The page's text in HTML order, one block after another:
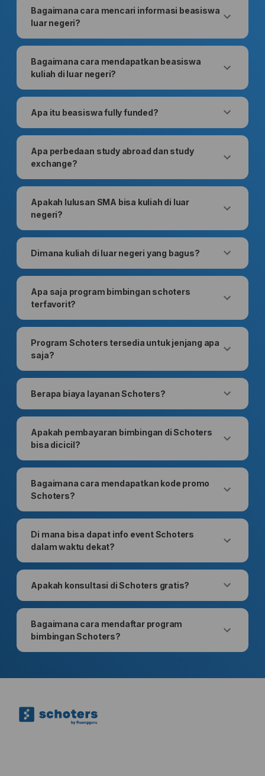
Bagaimana cara mencari informasi beasiswa
luar negeri?
Bagaimana cara mendapatkan beasiswa
kuliah di luar negeri?
Apa itu beasiswa fully funded?
Apa perbedaan study abroad dan study
exchange?
Apakah lulusan SMA bisa kuliah di luar
negeri?
Dimana kuliah di luar negeri yang bagus?
Apa saja program bimbingan schoters
terfavorit?
Program Schoters tersedia untuk jenjang apa
saja?
Berapa biaya layanan Schoters?
Apakah pembayaran bimbingan di Schoters
bisa dicicil?
Bagaimana cara mendapatkan kode promo
Schoters?
Di mana bisa dapat info event Schoters
dalam waktu dekat?
Apakah konsultasi di Schoters gratis?
Bagaimana cara mendaftar program
bimbingan Schoters?